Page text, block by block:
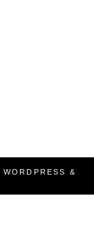
WORDPRESS
&